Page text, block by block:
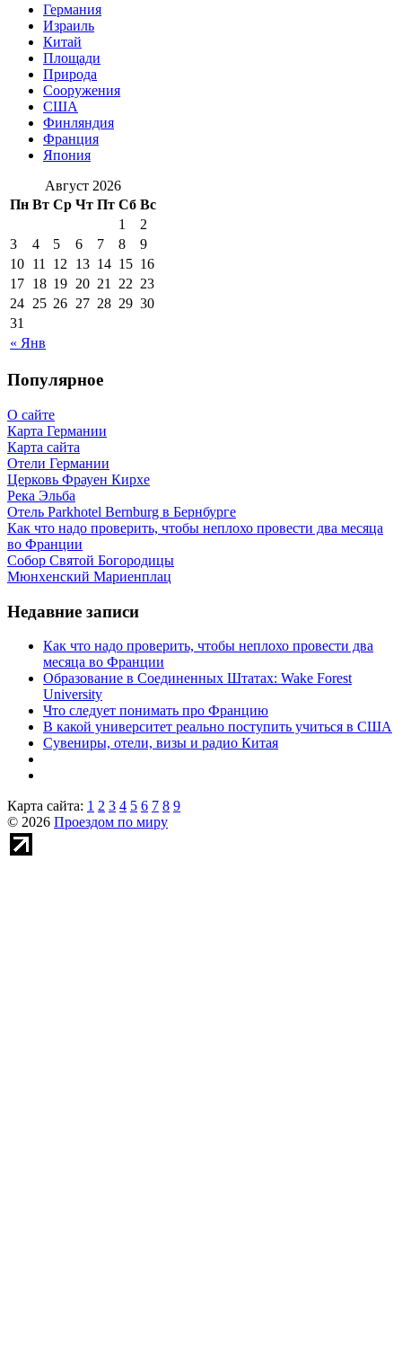
Германия
Израиль
Китай
Площади
Природа
Сооружения
США
Финляндия
Франция
Япония
Август 2026
Пн Вт Ср Чт Пт Сб Вс
« Янв
1
2
3
4 5 6 7 8
9
10 11 12 13 14 15 16
17 18 19 20 21 22 23
24 25 26 27 28 29 30
31
Популярное
О сайте
Карта Германии
Карта сайта
Отели Германии
Церковь Фрауен Кирхе
Река Эльба
Отель Parkhotel Bernburg в Бернбурге
Как что надо проверить, чтобы неплохо провести два месяца
во Франции
Собор Святой Богородицы
Мюнхенский Мариенплац
Недавние записи
Как что надо проверить, чтобы неплохо провести два
месяца во Франции
Образование в Соединенных Штатах: Wake Forest
University
Что следует понимать про Францию
В какой университет реально поступить учиться в США
Сувениры, отели, визы и радио Китая
Карта сайта: 1 2 3 4 5 6 7 8 9
© 2026 Проездом по миру